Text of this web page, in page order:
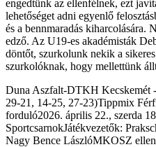
engedtünk az ellenfélnek, ezt
lehetőséget adni egyenlő
és a bennmaradás kiharcolására.
edző. Az U19-es akadémisták
döntőt, szurkolunk nekik a
szurkolóknak, hogy mellettünk
Duna Aszfalt-DTKH Kecskemét
29-21, 14-25, 27-23)Tippmix
forduló2026. április 22., szerda
SportcsarnokJátékvezetők:
Nagy Bence LászlóMKOSZ